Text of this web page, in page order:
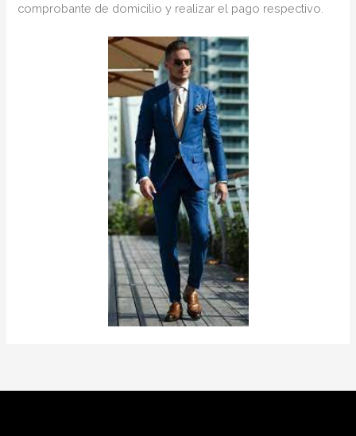
comprobante de domicilio y realizar el pago respectivo.